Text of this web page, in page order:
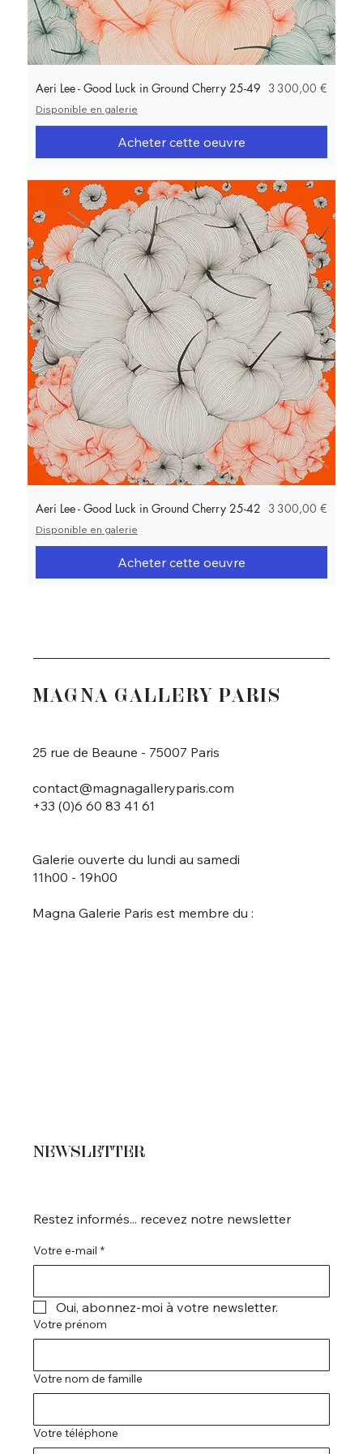
Aeri Lee - Good Luck in Ground Cherry 25-49 Prix
3 300,00 €
Disponible en galerie
Acheter cette oeuvre
Aeri Lee - Good Luck in Ground Cherry 25-42 Prix
3 300,00 €
Disponible en galerie
Acheter cette oeuvre
MAGNA GALLERY PARIS
25 rue de Beaune - 75007 Paris
contact@magnagalleryparis.com
+33 (0)6 60 83 41 61
Galerie ouverte du lundi au samedi
11h00 - 19h00
Magna Galerie Paris est membre du :
Restez informés... recevez notre newsletter
Votre e-mail *
Oui, abonnez-moi à votre newsletter.
Votre prénom
Votre nom de famille
Votre téléphone
NEWSLETTER